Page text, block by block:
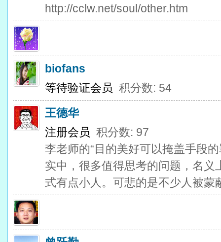
http://cclw.net/soul/other.htm
biofans
等待验证会员 积分数: 54
王德华
注册会员 积分数: 97
李老师的“目的美好可以掩盖手段
实中，很多值得思考的问题，名
式有点小人。可悲的是不少人被蒙